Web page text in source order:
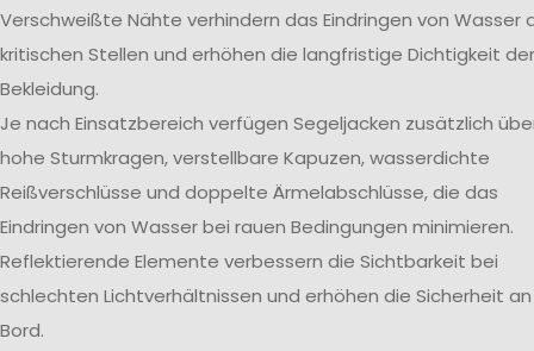
Verschweißte Nähte verhindern das Eindringen von Wasser
kritischen Stellen und erhöhen die langfristige Dichtigkeit der
Bekleidung.
Je nach Einsatzbereich verfügen Segeljacken zusätzlich
hohe Sturmkragen, verstellbare Kapuzen, wasserdichte
Reißverschlüsse und doppelte Ärmelabschlüsse, die das
Eindringen von Wasser bei rauen Bedingungen minimieren.
Reflektierende Elemente verbessern die Sichtbarkeit bei
schlechten Lichtverhältnissen und erhöhen die Sicherheit an
Bord.